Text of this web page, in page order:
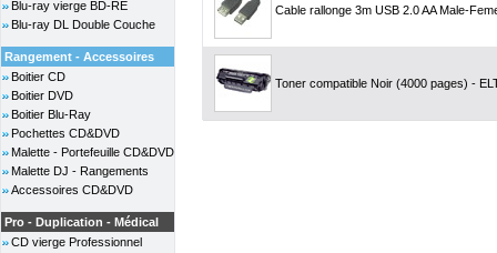
Blu-ray vierge BD-RE
Blu-ray DL Double Couche
Rangement - Accessoires
Boitier CD
Boitier DVD
Boitier Blu-Ray
Pochettes CD&DVD
Malette - Portefeuille CD&DVD
Malette DJ - Rangements
Accessoires CD&DVD
Pro - Duplication - Médical
CD vierge Professionnel
Cable rallonge 3m USB 2.0 AA Male-
Toner compatible Noir (4000 pages) -